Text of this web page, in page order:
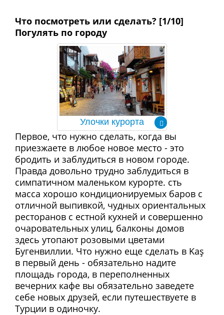
Что посмотреть или сделать? [1/10]
Погулять по городу
Улочки курорта
Первое, что нужно сделать, когда вы
приезжаете в любое новое место - это
бродить и заблудиться в новом городе.
Правда довольно трудно заблудиться в
симпатичном маленьком курорте. сть
масса хорошо кондиционируемых баров с
отличной выпивкой, чудных ориентальных
ресторанов с естной кухней и совершенно
очаровательных улиц, балконы домов
здесь утопают розовыми цветами
Бугенвиллии. Что нужно еще сделать в Kaş
в первый день - обязательно надите
площадь города, в переполненных
вечерних кафе вы обязательно заведете
себе новых друзей, если путешествуете в
Турции в одиночку.